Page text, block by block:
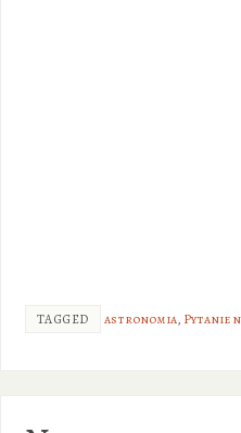
TAGGED astronomia, Pytanie